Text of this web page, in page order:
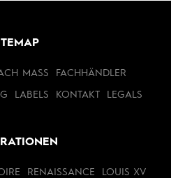
MASS FACHHÄNDLER
LABELS KONTAKT LEGALS
RENAISSANCE LOUIS XV